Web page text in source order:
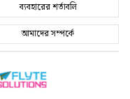
ব্যবহারের শর্তাবলি
আমাদের সম্পর্কে